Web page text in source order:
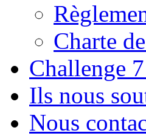
Charte
Challenge
Ils nous
Nous